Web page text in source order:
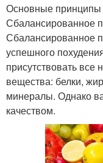
Основные принципы
Сбалансированное
Сбалансированное
успешного
присутствовать
вещества: белки,
минералы. Однако
качеством.